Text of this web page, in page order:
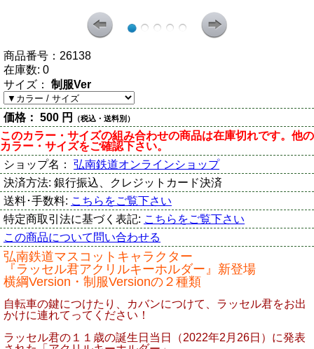
商品番号： 26138
在庫数: 0
サイズ： 制服Ver
価格： 500 円 （税込・送料別）
このカラー・サイズの組み合わせの商品は在庫切れです。他の
カラー・サイズをご確認下さい。
ショップ名： 弘南鉄道オンラインショップ
決済方法: 銀行振込、クレジットカード決済
送料･手数料: こちらをご覧下さい
特定商取引法に基づく表記: こちらをご覧下さい
この商品について問い合わせる
弘南鉄道マスコットキャラクター
『ラッセル君アクリルキーホルダー』新登場
横綱Version・制服Versionの２種類
自転車の鍵につけたり、カバンにつけて、ラッセル君をお出
かけに連れてってください！
ラッセル君の１１歳の誕生日当日（2022年2月26日）に発表